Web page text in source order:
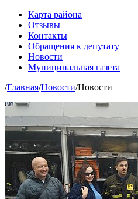
Карта района
Отзывы
Контакты
Обращения к депутату
Новости
Муниципальная газета
/Главная/Новости/Новости